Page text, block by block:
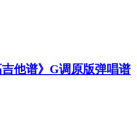
他谱》G调原版弹唱谱